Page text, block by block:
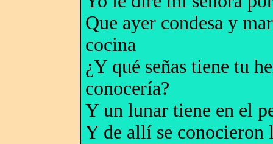
Que ayer condesa y
cocina
¿Y qué señas tiene tu
conocería?
Y un lunar tiene en el
Y de allí se conocieron